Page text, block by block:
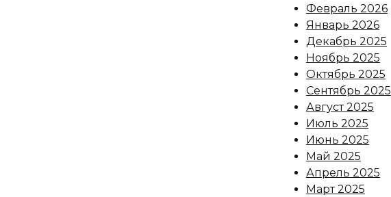
Февраль 2026
Январь 2026
Декабрь 2025
Ноябрь 2025
Октябрь 2025
Сентябрь 2025
Август 2025
Июль 2025
Июнь 2025
Май 2025
Апрель 2025
Март 2025